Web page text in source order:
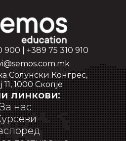
900
+389 75 310 910
Солунски Конгрес,
11, 1000 Скопје
линкови:
нас